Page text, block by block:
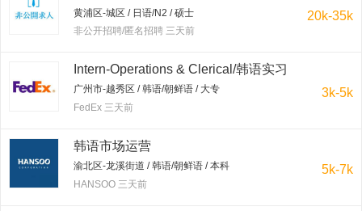
黄浦区-城区 / 日语/N2 / 硕士
非公开招聘/匿名招聘 三天前
20k-35k
Intern-Operations & Clerical/韩语实习
广州市-越秀区 / 韩语/朝鲜语 / 大专
FedEx 三天前
3k-5k
韩语市场运营
渝北区-龙溪街道 / 韩语/朝鲜语 / 本科
HANSOO 三天前
5k-7k